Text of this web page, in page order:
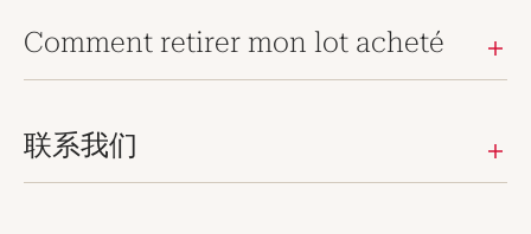
Comment retirer mon lot acheté
联系我们